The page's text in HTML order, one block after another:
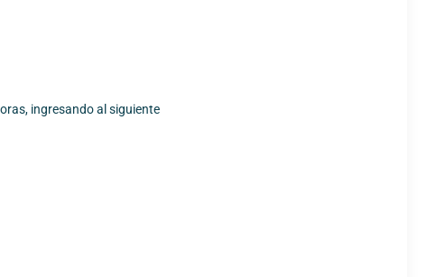
ingresando al siguiente